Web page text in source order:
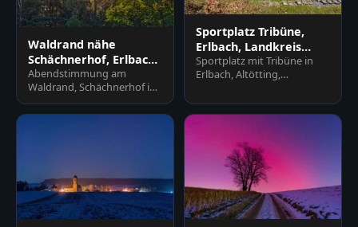
Waldrand nähe
Schächnerhof, Erlbach,
Altötting, Oberbayern
Abendstimmung am
Waldrand, Schächnerhof in
Erlbach, Landkreis Altötting.
Sonnenstrahlen
Sportplatz Tribüne,
Erlbach, Landkreis
Altötting, Oberbayern
Sportplatz mit Tribüne in
Erlbach, Altötting,
Weitläufige Rasenfläche mit
T…